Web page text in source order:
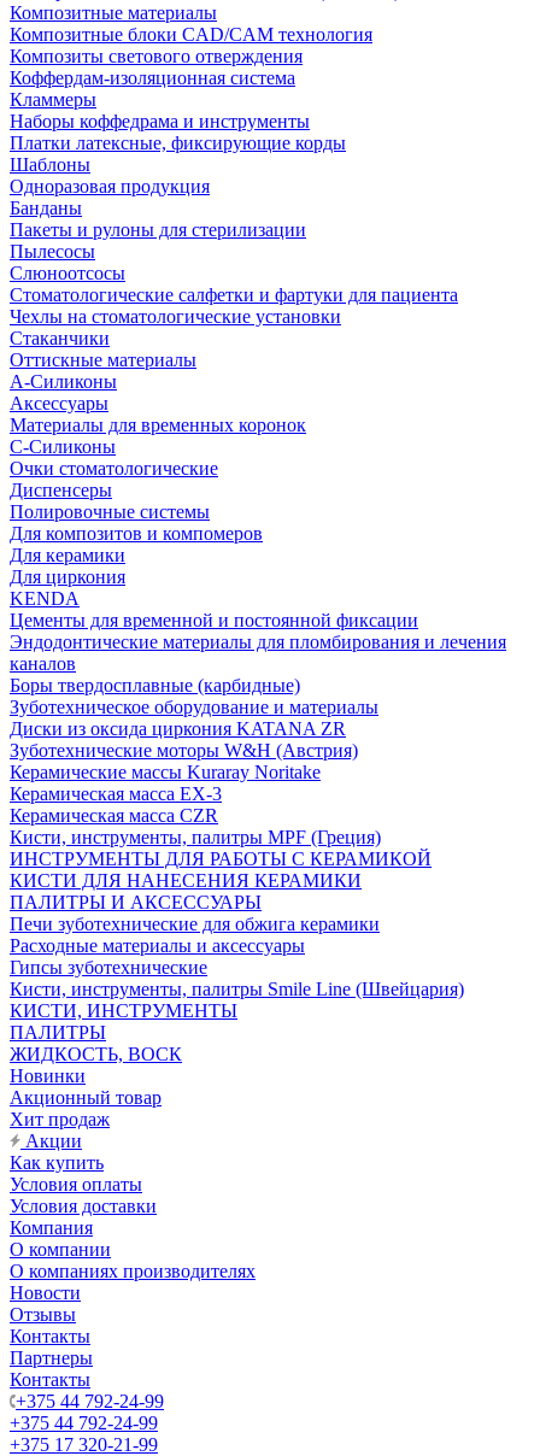
Композитные материалы
Композитные блоки CAD/СAM технология
Композиты светового отверждения
Коффердам-изоляционная система
Кламмеры
Наборы коффедрама и инструменты
Платки латексные, фиксирующие корды
Шаблоны
Одноразовая продукция
Банданы
Пакеты и рулоны для стерилизации
Пылесосы
Слюноотсосы
Стоматологические салфетки и фартуки для пациента
Чехлы на стоматологические установки
Стаканчики
Оттискные материалы
А-Силиконы
Аксессуары
Материалы для временных коронок
С-Силиконы
Очки стоматологические
Диспенсеры
Полировочные системы
Для композитов и компомеров
Для керамики
Для циркония
KENDA
Цементы для временной и постоянной фиксации
Эндодонтические материалы для пломбирования и лечения
каналов
Боры твердосплавные (карбидные)
Зуботехническое оборудование и материалы
Диски из оксида циркония KATANA ZR
Зуботехнические моторы W&H (Австрия)
Керамические массы Kuraray Noritake
Керамическая масса EX-3
Керамическая масса CZR
Кисти, инструменты, палитры MPF (Греция)
ИНСТРУМЕНТЫ ДЛЯ РАБОТЫ С КЕРАМИКОЙ
КИСТИ ДЛЯ НАНЕСЕНИЯ КЕРАМИКИ
ПАЛИТРЫ И АКСЕССУАРЫ
Печи зуботехнические для обжига керамики
Расходные материалы и аксессуары
Гипсы зуботехнические
Кисти, инструменты, палитры Smile Line (Швейцария)
КИСТИ, ИНСТРУМЕНТЫ
ПАЛИТРЫ
ЖИДКОСТЬ, ВОСК
Новинки
Акционный товар
Хит продаж
Акции
Как купить
Условия оплаты
Условия доставки
Компания
О компании
О компаниях производителях
Новости
Отзывы
Контакты
Партнеры
Контакты
+375 44 792-24-99
+375 44 792-24-99
+375 17 320-21-99